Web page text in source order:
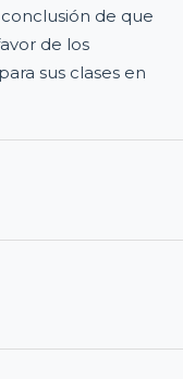
de que
de los
sus clases en